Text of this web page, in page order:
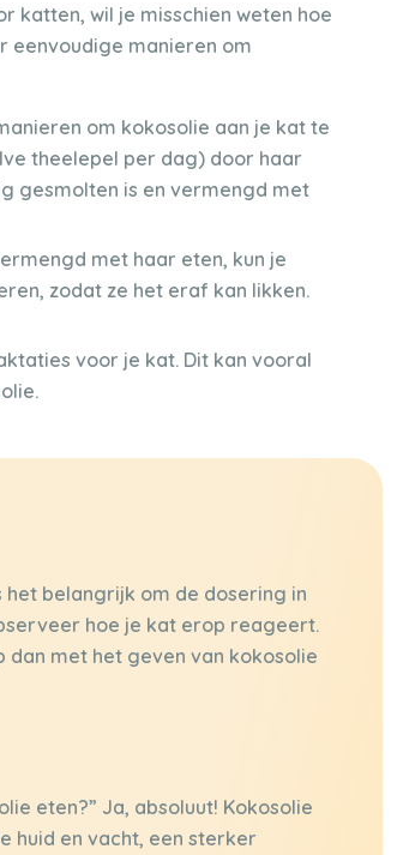
katten, wil je misschien weten hoe
eenvoudige manieren om
om kokosolie aan je kat te
theelepel per dag) door haar
gesmolten is en vermengd met
met haar eten, kun je
zodat ze het eraf kan likken.
voor je kat. Dit kan vooral
belangrijk om de dosering in
hoe je kat erop reageert.
met het geven van kokosolie
eten?” Ja, absoluut! Kokosolie
huid en vacht, een sterker